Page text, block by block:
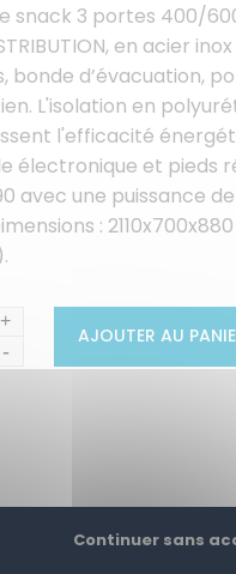
snack 3 portes 400/
en acier
bonde d’évacuation,
L'isolation en
l'efficacité
électronique et pieds
avec une puissance
:
+
-
AJOUTER AU
Continuer sans